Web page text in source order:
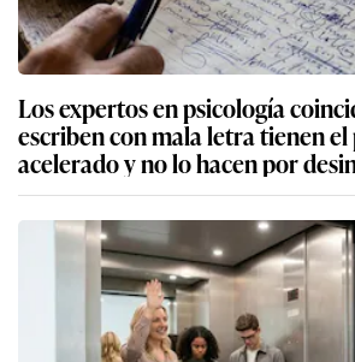
Los expertos en psicología
escriben con mala letra tienen
acelerado y no lo hacen por